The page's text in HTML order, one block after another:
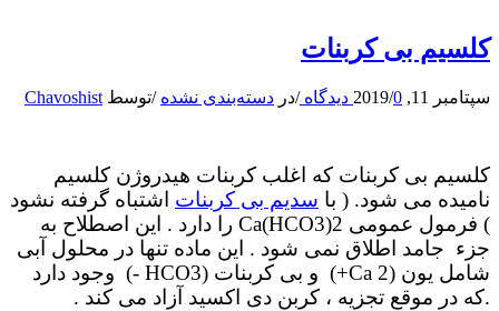
کلسیم بی کربنات
سپتامبر 11, 2019 /0 دیدگاه /در دسته‌بندی نشده /توسط Chavoshist
کلسیم بی کربنات که اغلب کربنات هیدروژن کلسیم
نامیده می شود. ( با سدیم بی کربنات اشتباه گرفته نشود
) فرمول عمومی Ca(HCO3)2 را دارد . این اصطلاح به
جزء جامد اطلاق نمی شود . این ماده تنها در محلول آبی
شامل یون (Ca 2+) و بی کربنات (HCO3 -) وجود دارد
.که در موقع تجزیه ، کربن دی اکسید آزاد می کند .